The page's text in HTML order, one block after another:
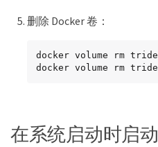
删除 Docker 卷：
docker volume rm
docker volume rm
在系统启动时启